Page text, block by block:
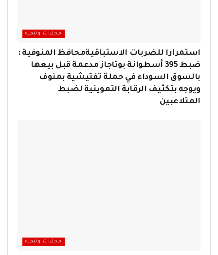
محليات وتنمية
استمرارا للضربات الاستباقيةمحافظ المنوفية :
ضبط 395 أسطوانة بوتاجاز مدعمة قبل بيعها
بالسوق السوداء في حملة تفتيشية بمنوف
ويوجه بتكثيف الرقابة التموينية لضبط
المتلاعبين
محليات وتنمية